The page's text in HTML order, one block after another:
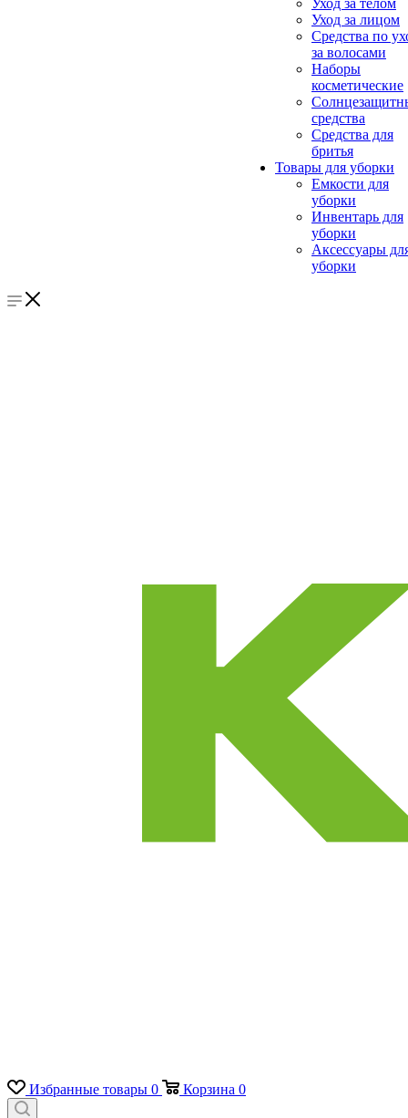
Уход за телом
Уход за лицом
Средства по
за волосами
Наборы
косметические
средства
Средства для
бритья
Товары для уборки
Емкости для
уборки
Инвентарь для
уборки
Аксессуары
уборки
Избранные товары 0 Корзина 0